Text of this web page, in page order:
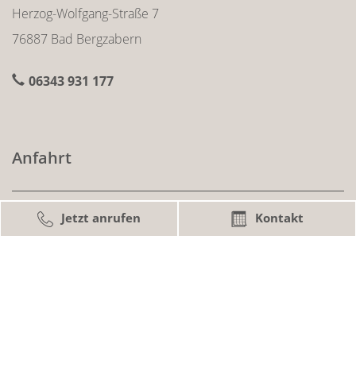
Jetzt anrufen Kontakt
Herzog-Wolfgang-Straße 7
76887 Bad Bergzabern
06343 931 177
Anfahrt
So finden Sie uns ohne Probleme: